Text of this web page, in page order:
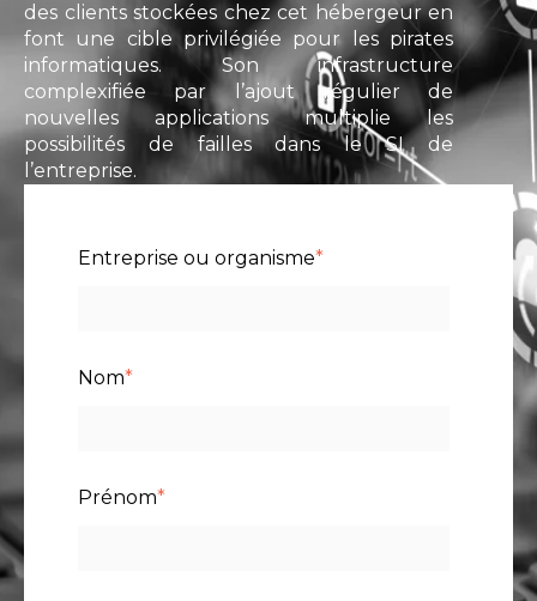
des clients stockées chez cet hébergeur en
font une cible privilégiée pour les pirates
informatiques. Son infrastructure
complexifiée par l’ajout régulier de
nouvelles applications multiplie les
possibilités de failles dans le SI de
l’entreprise.
Entreprise ou organisme*
Nom*
Prénom*